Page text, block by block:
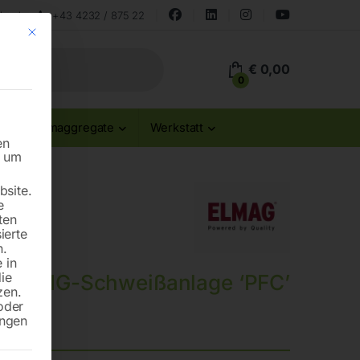
+43 4232 / 875 22
0
€ 0,00
Stromaggregate Werkstatt
WIG-Schweißanlage ‘PFC’
Mit diesem Button wird der Dialog geschlossen. Seine Funktionalität ist
in